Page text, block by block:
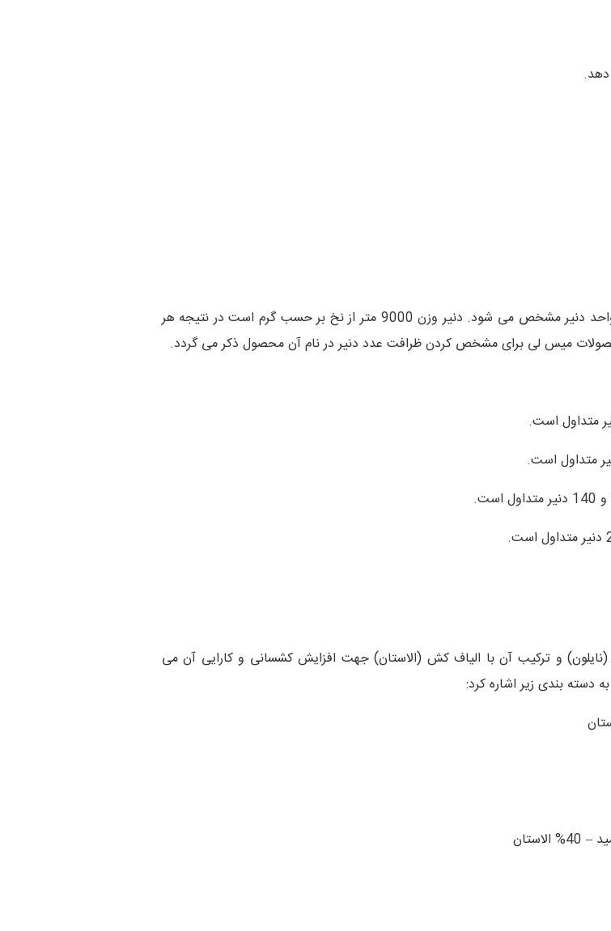
ظرافت محصولات با نمره نخ مورد استفاده در آنها بر حسب واحد دنیر مشخص می شود. دنیر وزن 9000 متر از نخ بر حسب گرم است در نتیجه هر
میس لی برای مشخص کردن ظرافت عدد دنیر در نام آن محصول ذکر می گردد.
(نایلون) و ترکیب آن با الیاف کش (الاستان) جهت افزایش کشسانی و کارایی آن می
دسته بندی زیر اشاره کرد: